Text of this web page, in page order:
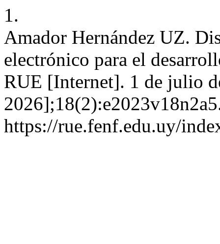
1.
Amador Hernández UZ.
electrónico para el
RUE [Internet]. 1 de julio
https://rue.fenf.edu.uy/